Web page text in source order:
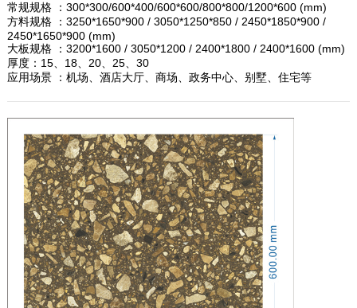
常规规格 ：300*300/600*400/600*600/800*800/1200*600 (mm)
方料规格 ：3250*1650*900 / 3050*1250*850 / 2450*1850*900 /
2450*1650*900 (mm)
大板规格 ：3200*1600 / 3050*1200 / 2400*1800 / 2400*1600 (mm)
厚度：15、18、20、25、30
应用场景 ：机场、酒店大厅、商场、政务中心、别墅、住宅等